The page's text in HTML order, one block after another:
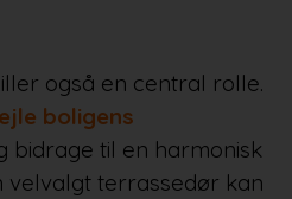
også en central rolle.
boligens
bidrage til en harmonisk
velvalgt terrassedør kan